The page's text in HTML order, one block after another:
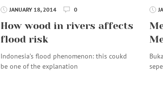
JANUARY 18, 2014 0
How wood in rivers affects
flood risk
Indonesia’s flood phenomenon: this coukd
be one of the explanation